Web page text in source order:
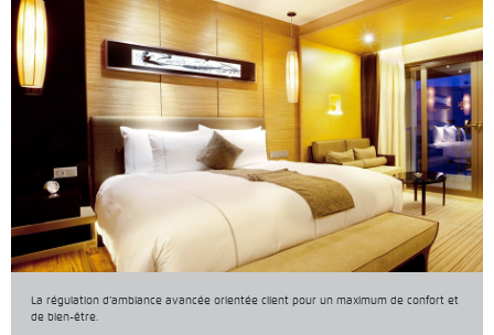
La régulation d’ambiance avancée orientée client pour un maximum de confort et
de bien-être.